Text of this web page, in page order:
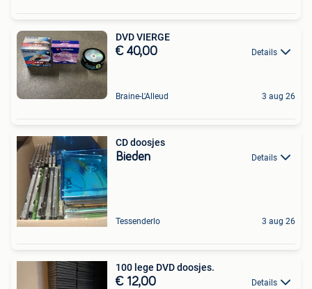
DVD VIERGE
€ 40,00 Details
Braine-L'Alleud 3 aug 26
CD doosjes
Bieden Details
Tessenderlo 3 aug 26
100 lege DVD doosjes.
€ 12,00 Details